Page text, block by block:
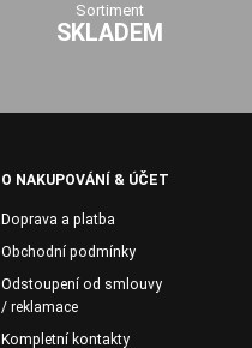
Sortiment
SKLADEM
O NAKUPOVÁNÍ & ÚČET
Doprava a platba
Obchodní podmínky
Odstoupení od smlouvy
/ reklamace
Kompletní kontakty